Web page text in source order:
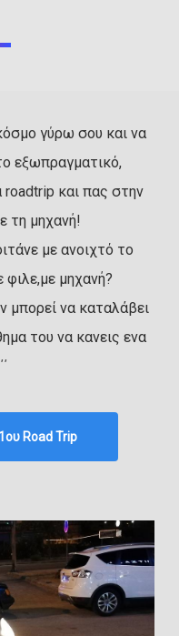
γύρω σου και να
εξωπραγματικό,
roadtrip και πας στην
τη μηχανή!
με ανοιχτό το
φιλε,με μηχανή?
μπορεί να καταλάβει
του να κανεις ενα
Road Trip